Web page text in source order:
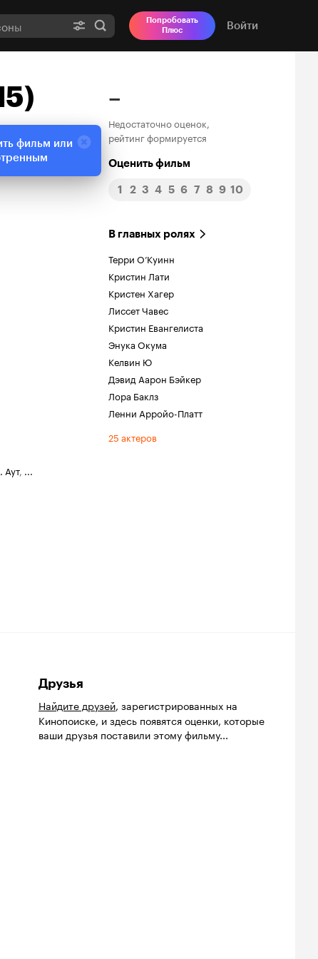
Попробовать
Плюс
Войти
–
Недостаточно оценок,
рейтинг формируется
Оценить фильм
1 2 3 4 5 6 7 8 9 10
Аут, ...
В главных ролях
Терри О’Куинн
Кристин Лати
Кристен Хагер
Лиссет Чавес
Кристин Евангелиста
Энука Окума
Келвин Ю
Дэвид Аарон Бэйкер
Лора Баклз
Ленни Арройо-Платт
25 актеров
Друзья
Найдите друзей, зарегистрированных на
Кинопоиске, и здесь появятся оценки, которые
ваши друзья поставили этому фильму...
фильм или